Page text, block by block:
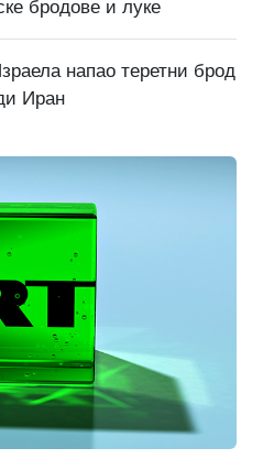
бродове и луке
напао теретни брод
Иран